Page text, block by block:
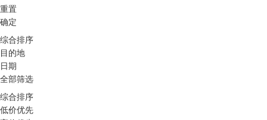
重置
确定
综合排序
目的地
日期
全部筛选
综合排序
低价优先